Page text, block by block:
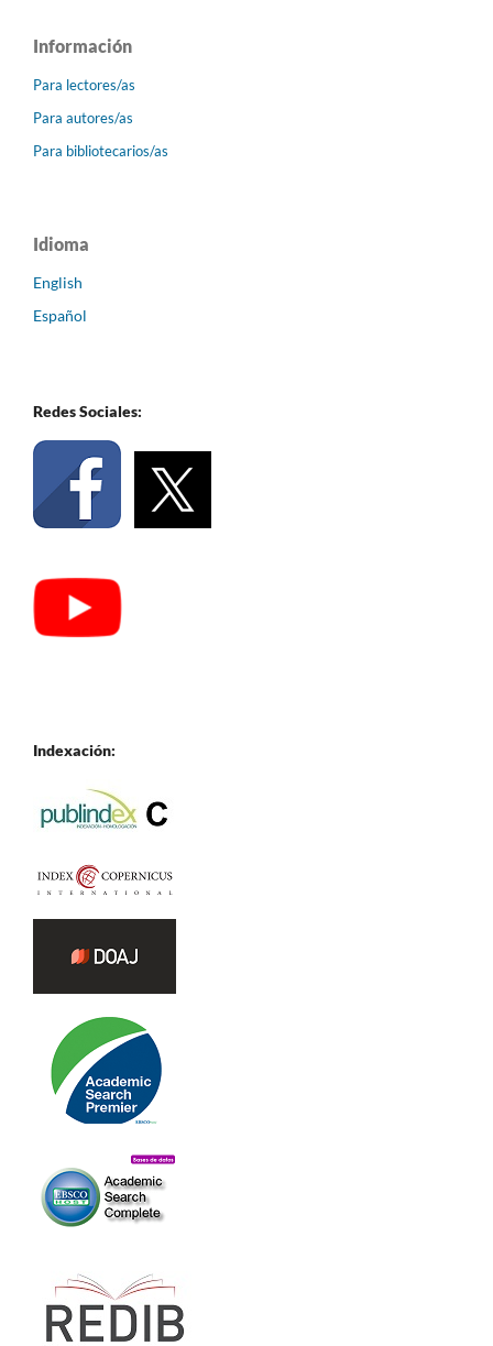
Información
Para lectores/as
Para autores/as
Para bibliotecarios/as
Idioma
English
Español
Redes Sociales:
Indexación: